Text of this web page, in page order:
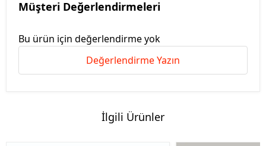
Müşteri Değerlendirmeleri
Bu ürün için değerlendirme yok
Değerlendirme Yazın
İlgili Ürünler